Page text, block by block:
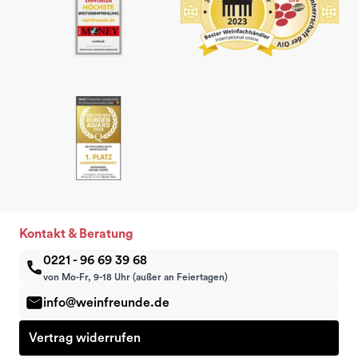
Kontakt & Beratung
0221 - 96 69 39 68
von Mo-Fr, 9-18 Uhr (außer an Feiertagen)
info@weinfreunde.de
Vertrag widerrufen